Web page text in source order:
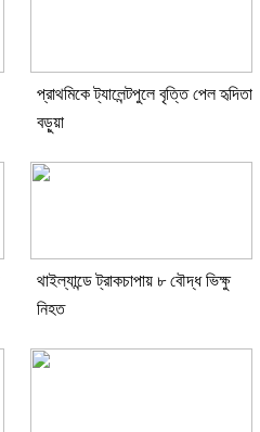
প্রাথমিকে ট্যালেন্টপুলে বৃত্তি পেল হৃদিতা
বড়ুয়া
থাইল্যান্ডে ট্রাকচাপায় ৮ বৌদ্ধ ভিক্ষু
নিহত